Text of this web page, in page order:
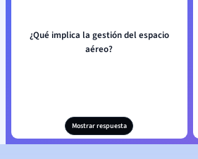
¿Qué implica la gestión del espacio
aéreo?
Mostrar respuesta